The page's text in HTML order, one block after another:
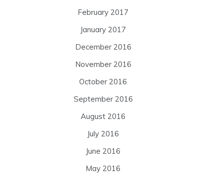
February 2017
January 2017
December 2016
November 2016
October 2016
September 2016
August 2016
July 2016
June 2016
May 2016